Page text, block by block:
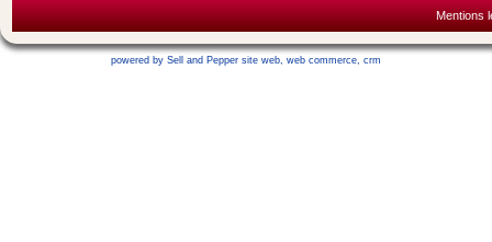
Mentions
powered by Sell and Pepper site web, web commerce, crm